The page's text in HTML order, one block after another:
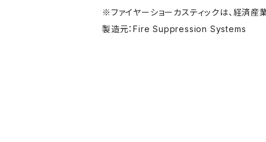
※ファイヤーショーカスティックは、経済
製造元：Fire Suppression Systems